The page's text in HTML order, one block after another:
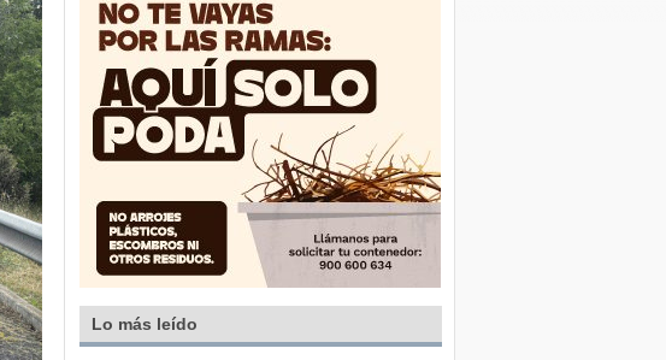
Lo más leído